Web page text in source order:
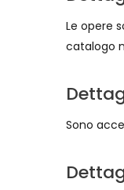
Le opere
catalogo
Sono